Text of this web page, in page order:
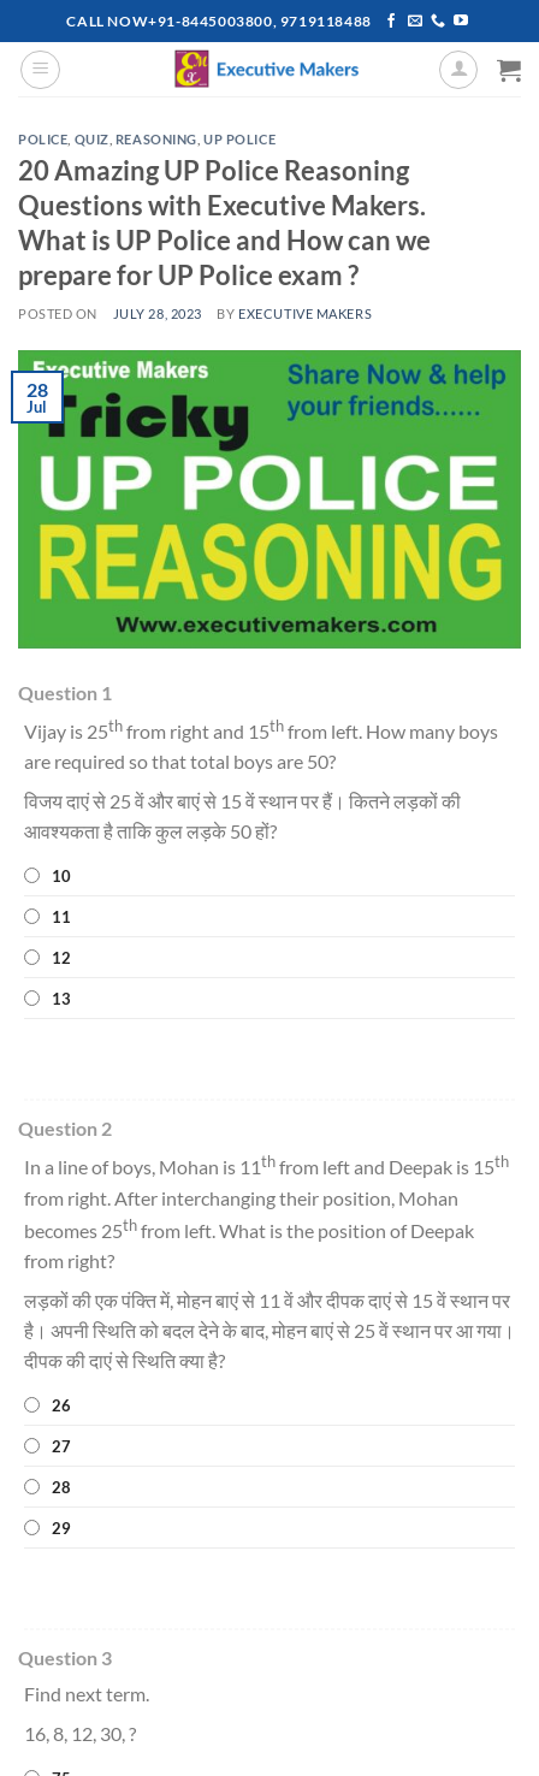
to
content
CALL NOW+91-8445003800, 9719118488
POLICE QUIZ REASONING ,UP POLICE
20 Amazing UP Police Reasoning
Questions with Executive Makers.
What is UP Police and How can we
prepare for UP Police exam ?
POSTED ON JULY 28, 2023 BY EXECUTIVE MAKERS
28
Jul
Question 1
Vijay is 25thfrom right and 15thfrom left. How many boys
are required so that total boys are 50?
विजय दाएं से 25 वें और बाएं से 15 वें स्थान पर हैं। कितने लड़कों की
आवश्यकता है ताकि कुल लड़के 50 हों?
10
11
12
13
Question 2
In a line of boys, Mohan is 11thfrom left and Deepak is 15th
from right. After interchanging their position, Mohan
becomes 25thfrom left. What is the position of Deepak
from right?
लड़कों की एक पंक्ति में, मोहन बाएं से 11 वें और दीपक दाएं से 15 वें स्थान पर
है। अपनी स्थिति को बदल देने के बाद, मोहन बाएं से 25 वें स्थान पर आ गया।
दीपक की दाएं से स्थिति क्या है?
26
27
28
29
Question 3
Find next term.
16, 8, 12, 30, ?